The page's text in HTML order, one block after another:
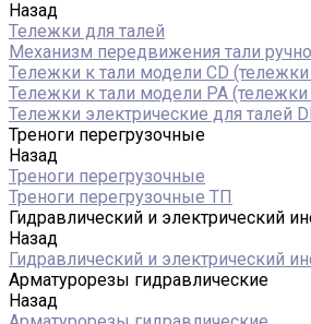
Назад
Тележки для талей
Механизм передвижения тали
Тележки к тали модели CD
Тележки к тали модели РА (тележки
Тележки электрические для талей
Треноги перегрузочные
Назад
Треноги перегрузочные
Треноги перегрузочные ТП
Гидравлический и электрический
Назад
Гидравлический и электрический
Арматурорезы гидравлические
Назад